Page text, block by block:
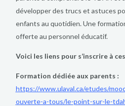
développer des trucs et astuces
enfants au quotidien. Une
offerte au personnel éducatif.
Voici les liens pour s’inscrire à
Formation dédiée aux parents :
https://www.ulaval.ca/etudes/
ouverte-a-tous/le-point-sur-le-